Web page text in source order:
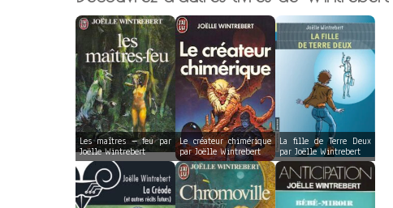
Les maîtres – feu par
Joëlle Wintrebert
Le créateur chimérique
par Joëlle Wintrebert
La fille de Terre Deux
par Joëlle Wintrebert